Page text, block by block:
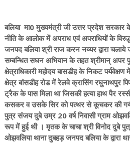
बलिया मा0 मुख्यमंत्री जी उत्तर प्रदेश सरकार
नीति के आलोक में अपराध एवं अपराधियों के
जनपद बलिया श्री राज करन नय्यर द्वारा चलाये
सम्बन्धित सघन अभियान के तहत श्रीमान् अपर
क्षेत्राधिकारी महोदय बासडीह के निकट
क्षेत्र बांसडीह रोड में रेलवे क्रासिंग रघुनाथपुर
ट्रैक के पास मिला था जिसकी हत्या हाथ पैर
कसकर व उसके सिर को पत्थर से कूचकर की
पुत्र संजय दुबे उम्र 20 वर्ष निवासी ग्राम
रूप में हुई थी । मृतक के चाचा श्री विनोद दुबे
ओझवलिया थाना दुबहड़ जनपद बलिया के द्वारा